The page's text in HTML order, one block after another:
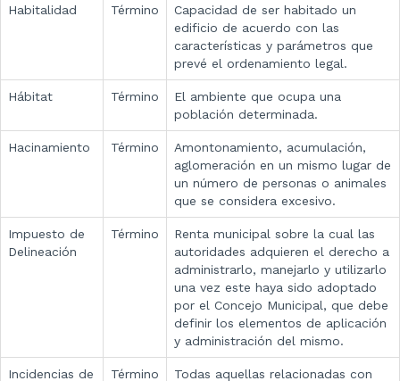
Habitalidad Término
Capacidad de ser habitado un
edificio de acuerdo con las
características y parámetros que
prevé el ordenamiento legal.
Hábitat Término
El ambiente que ocupa una
población determinada.
Hacinamiento Término
Amontonamiento, acumulación,
aglomeración en un mismo lugar de
un número de personas o animales
que se considera excesivo.
Impuesto de
Delineación
Término
Renta municipal sobre la cual las
autoridades adquieren el derecho a
administrarlo, manejarlo y utilizarlo
una vez este haya sido adoptado
por el Concejo Municipal, que debe
definir los elementos de aplicación
y administración del mismo.
Incidencias de
Término
Todas aquellas relacionadas con